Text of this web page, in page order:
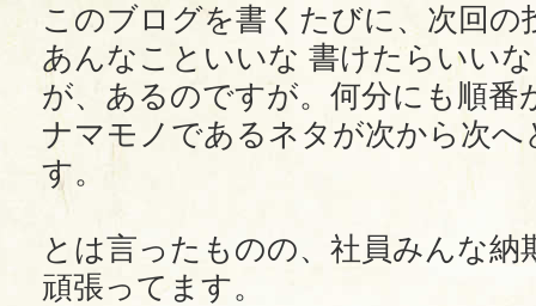
このブログを書くたびに、次回の
あんなこといいな 書けたらいい
が、あるのですが。何分にも順番
ナマモノであるネタが次から次
す。
とは言ったものの、社員みんな
頑張ってます。